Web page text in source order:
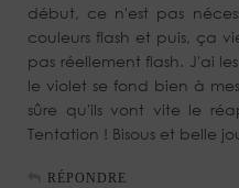
début, ce n'est pas
couleurs flash et puis, ça
pas réellement flash. J'ai
le violet se fond bien à mes
sûre qu'ils vont vite le
Tentation ! Bisous et belle
RÉPONDRE